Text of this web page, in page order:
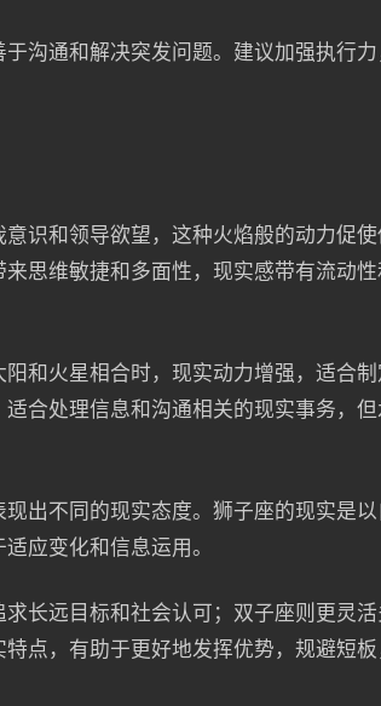
沟通和解决突发问题。建议加强执行
识和领导欲望，这种火焰般的动力促
思维敏捷和多面性，现实感带有流动
和火星相合时，现实动力增强，适合
合处理信息和沟通相关的现实事务，
出不同的现实态度。狮子座的现实是
应变化和信息运用。
长远目标和社会认可；双子座则更灵
点，有助于更好地发挥优势，规避短板